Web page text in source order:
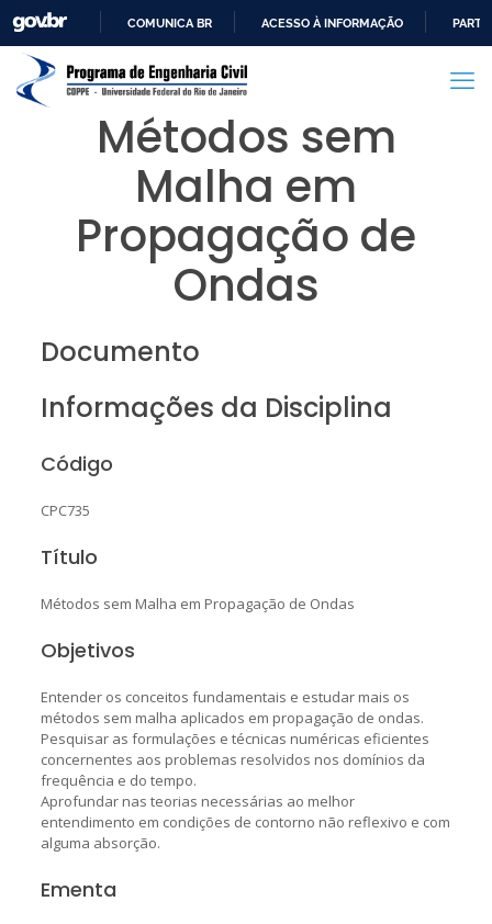
PARA
CONTEÚDO
COMUNICA BR ACESSO À INFORMAÇÃO
Métodos sem
Malha em
Propagação de
Ondas
Documento
Informações da Disciplina
Código
CPC735
Título
Métodos sem Malha em Propagação de Ondas
Objetivos
Entender os conceitos fundamentais e estudar mais os
métodos sem malha aplicados em propagação de ondas.
Pesquisar as formulações e técnicas numéricas eficientes
concernentes aos problemas resolvidos nos domínios da
frequência e do tempo.
Aprofundar nas teorias necessárias ao melhor
entendimento em condições de contorno não reflexivo e com
alguma absorção.
Ementa